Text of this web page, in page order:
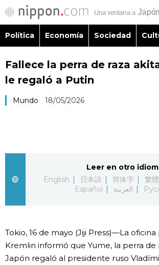
Política
Sociedad
Cultura
Vida
Política Economía Sociedad
Fallece la perra de raza
le regaló a Putin
Mundo 18/05/2026
Leer en otro
English
日本語 简体字 繁
Español
العربية
Tokio, 16 de mayo (Jiji Press)—La
Kremlin informó que Yume, la perra de
Japón regaló al presidente ruso